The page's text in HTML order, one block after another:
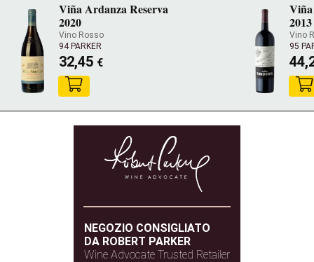
Viña Ardanza Reserva
2020
Vino Rosso
94 PARKER
32,45 €
2013
Vino
95
NEGOZIO CONSIGLIATO
DA ROBERT PARKER
Wine Advocate Trusted Retailer